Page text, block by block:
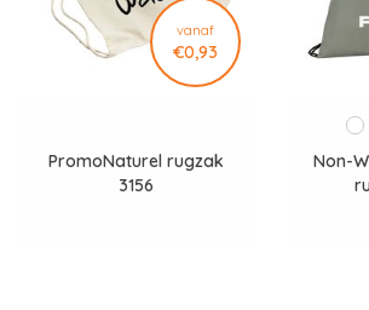
vanaf
€0,93
PromoNaturel rugzak
3156
Non-